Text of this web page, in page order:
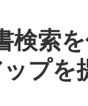
検索
プを